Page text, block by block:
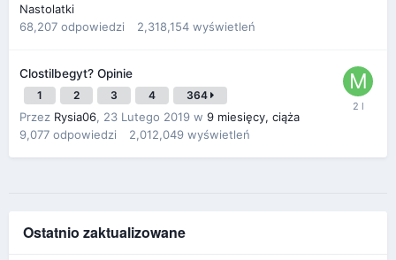
Nastolatki
68,207 odpowiedzi 2,318,154 wyświetleń
Clostilbegyt? Opinie
1 2 3 4 364
Przez Rysia06, 23 Lutego 2019 w 9 miesięcy, ciąża
9,077 odpowiedzi 2,012,049 wyświetleń
Ostatnio zaktualizowane